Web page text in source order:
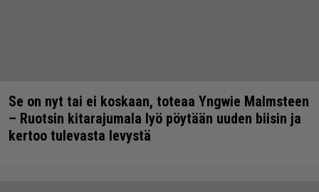
Se on nyt tai ei koskaan, toteaa Yngwie Malmsteen
– Ruotsin kitarajumala lyö pöytään uuden biisin ja
kertoo tulevasta levystä